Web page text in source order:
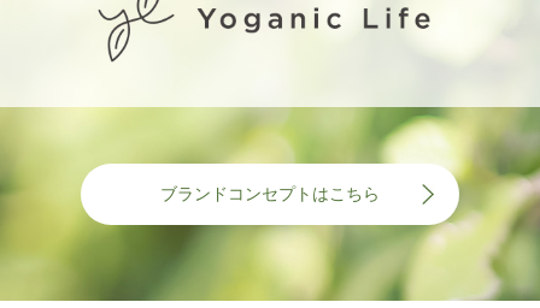
ブランドコンセプトはこちら